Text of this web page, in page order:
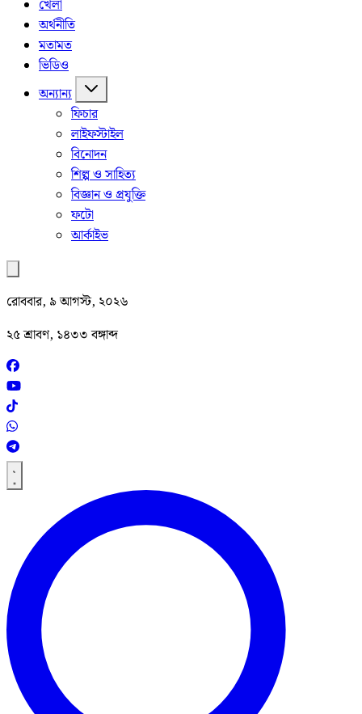
খেলা
অর্থনীতি
মতামত
ভিডিও
অন্যান্য
ফিচার
লাইফস্টাইল
বিনোদন
শিল্প ও সাহিত্য
বিজ্ঞান ও প্রযুক্তি
ফটো
আর্কাইভ
রোববার, ৯ আগস্ট, ২০২৬
২৫ শ্রাবণ, ১৪৩৩ বঙ্গাব্দ